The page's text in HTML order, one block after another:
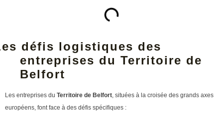
défis logistiques des
entreprises du Territoire de
Belfort
Les entreprises du Territoire de Belfort, situées à la croisée des grands axes
européens, font face à des défis spécifiques :